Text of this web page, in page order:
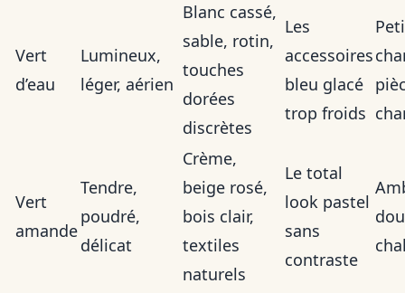
Vert
d’eau
Lumineux,
léger, aérien
Blanc cassé,
sable, rotin,
touches
dorées
discrètes
Les
accessoires
bleu glacé
trop froids
Vert
amande
Tendre,
poudré,
délicat
Crème,
beige rosé,
bois clair,
textiles
naturels
Le total
look pastel
sans
contraste